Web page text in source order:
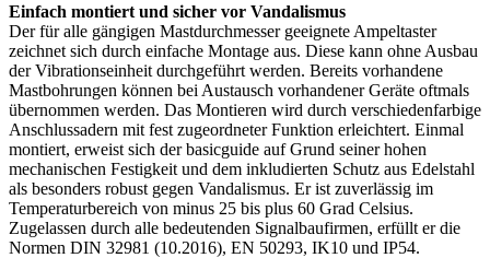
Einfach montiert und sicher vor Vandalismus
Der für alle gängigen Mastdurchmesser geeignete Ampeltaster
zeichnet sich durch einfache Montage aus. Diese kann ohne Ausbau
der Vibrationseinheit durchgeführt werden. Bereits vorhandene
Mastbohrungen können bei Austausch vorhandener Geräte oftmals
übernommen werden. Das Montieren wird durch verschiedenfarbige
Anschlussadern mit fest zugeordneter Funktion erleichtert. Einmal
montiert, erweist sich der basicguide auf Grund seiner hohen
mechanischen Festigkeit und dem inkludierten Schutz aus Edelstahl
als besonders robust gegen Vandalismus. Er ist zuverlässig im
Temperaturbereich von minus 25 bis plus 60 Grad Celsius.
Zugelassen durch alle bedeutenden Signalbaufirmen, erfüllt er die
Normen DIN 32981 (10.2016), EN 50293, IK10 und IP54.